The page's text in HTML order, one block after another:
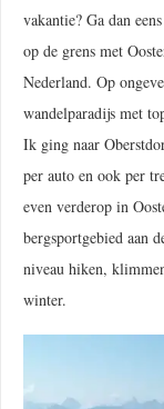
vakantie? Ga dan
op de grens met
Nederland. Op
wandelparadijs met
Ik ging naar
per auto en ook per
even verderop in
bergsportgebied aan
niveau hiken,
winter.